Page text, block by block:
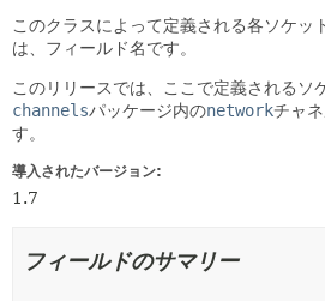
索引
このクラスによって定義される各ソケッ
は、フィールド名です。
このリリースでは、ここで定義されるソ
channelsパッケージ内のnetworkチャ
す。
導入されたバージョン:
1.7
フィールドのサマリー